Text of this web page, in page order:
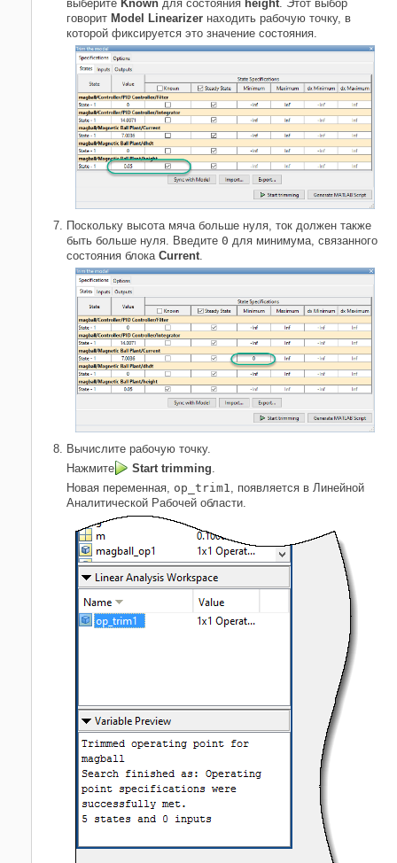
выберите Known для состояния height. Этот выбор
говорит Model Linearizer находить рабочую точку, в
которой фиксируется это значение состояния.
Поскольку высота мяча больше нуля, ток должен также
быть больше нуля. Введите 0 для минимума, связанного
состояния блока Current.
Вычислите рабочую точку.
Нажмите
Start trimming.
Новая переменная, op_trim1, появляется в Линейной
Аналитической Рабочей области.